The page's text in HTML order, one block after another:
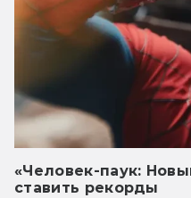
«Человек-паук:
ставить рекорды